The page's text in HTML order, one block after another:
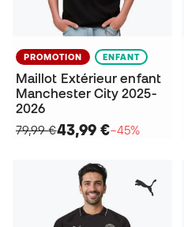
PROMOTION ENFANT
Maillot Extérieur enfant
Manchester City 2025-
2026
79,99 €43,99 €−45%